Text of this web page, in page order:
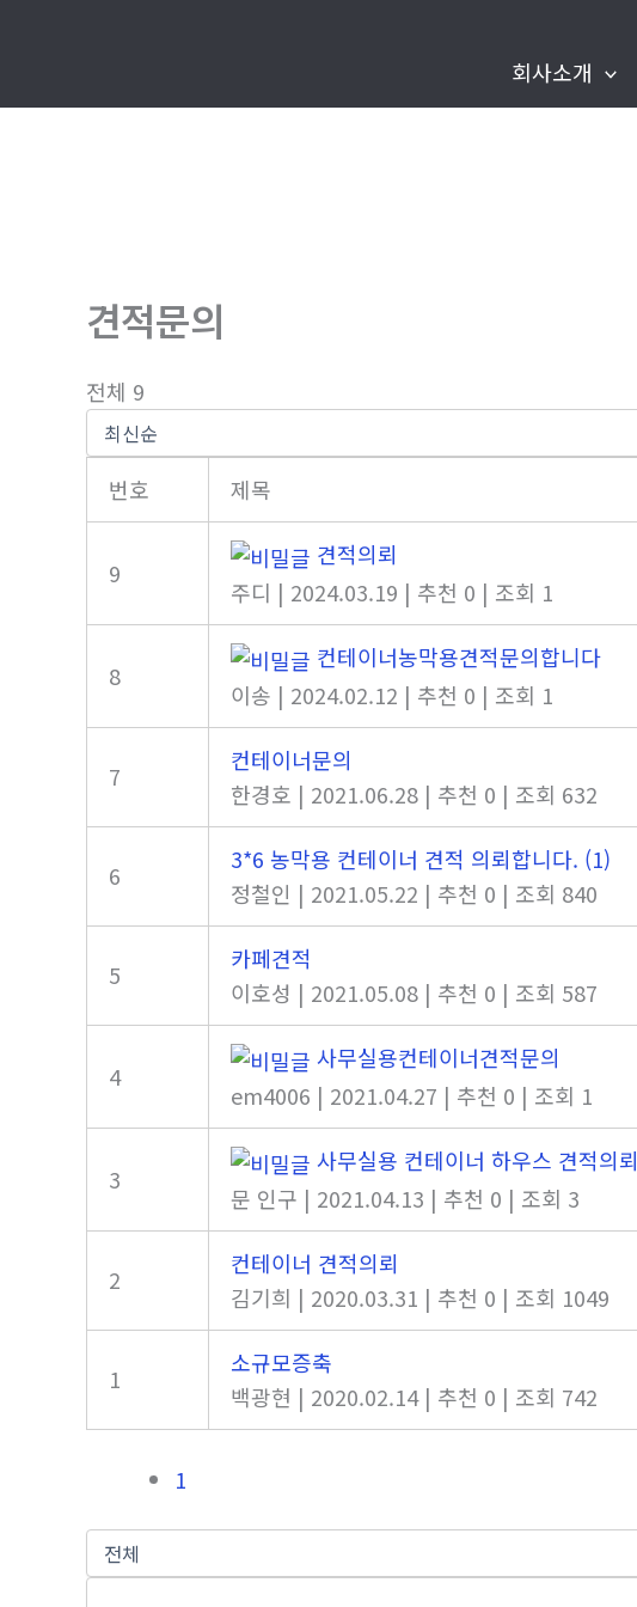
회사소개
견적문의
전체 9
번호 제목
9
견적의뢰
주디 | 2024.03.19 | 추천 0 | 조회 1
8
컨테이너농막용견적문의합니다
이송 | 2024.02.12 | 추천 0 | 조회 1
7
컨테이너문의
한경호 | 2021.06.28 | 추천 0 | 조회 632
6
3*6 농막용 컨테이너 견적 의뢰합니다. (1)
정철인 | 2021.05.22 | 추천 0 | 조회 840
5
카페견적
이호성 | 2021.05.08 | 추천 0 | 조회 587
4
사무실용컨테이너견적문의
em4006 | 2021.04.27 | 추천 0 | 조회 1
3
사무실용 컨테이너 하우스 견적의뢰
문 인구 | 2021.04.13 | 추천 0 | 조회 3
2
컨테이너 견적의뢰
김기희 | 2020.03.31 | 추천 0 | 조회 1049
1
소규모증축
백광현 | 2020.02.14 | 추천 0 | 조회 742
1